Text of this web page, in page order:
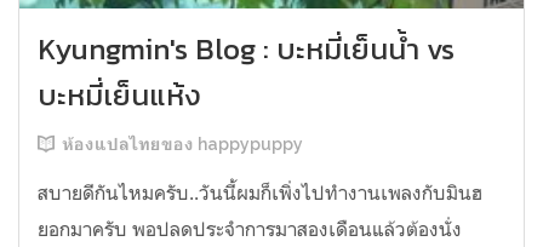
Kyungmin's Blog : บะหมี่เย็นน้ำ vs
บะหมี่เย็นแห้ง
ห้องแปลไทยของ happypuppy
สบายดีกันไหมครับ..วันนี้ผมก็เพิ่งไปทำงานเพลงกับมินฮ
ยอกมาครับ พอปลดประจำการมาสองเดือนแล้วต้องนั่ง